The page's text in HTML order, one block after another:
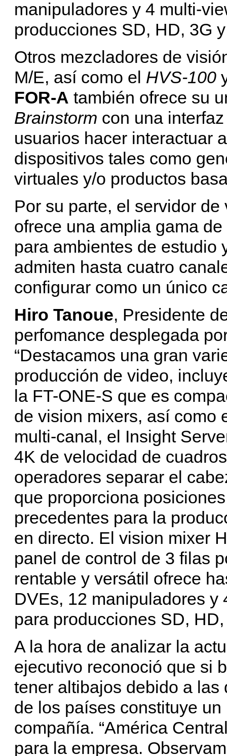
manipuladores y 4 multi-
producciones SD, HD, 3G
Otros mezcladores de
M/E, así como el HVS-100
FOR-A también ofrece su
Brainstorm con una
usuarios hacer interactuar
dispositivos tales como
virtuales y/o productos
Por su parte, el servidor
ofrece una amplia gama
para ambientes de estudio
admiten hasta cuatro
configurar como un único
Hiro Tanoue, Presidente
perfomance desplegada
“Destacamos una gran
producción de video,
la FT-ONE-S que es
de vision mixers, así como
multi-canal, el Insight
4K de velocidad de
operadores separar el
que proporciona
precedentes para la
en directo. El vision mixer
panel de control de 3 filas
rentable y versátil ofrece
DVEs, 12 manipuladores
para producciones SD, HD,
A la hora de analizar la
ejecutivo reconoció que si
tener altibajos debido a
de los países constituye
compañía. “América
para la empresa.